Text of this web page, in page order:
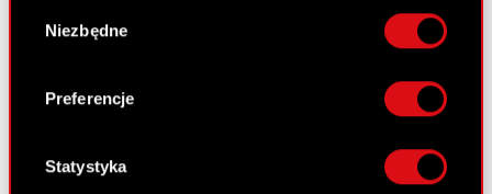
Gromadzić dane dotyczące Twojej
lokalizacji geograficznej z dokładnością nawet
Identyfikować Twoje urządzenie, aktywnie
analizując charakteryzującego je zbiory
palca)
zgody
Niezbędne
Preferencje
Statystyka
Inwestorzy
Media